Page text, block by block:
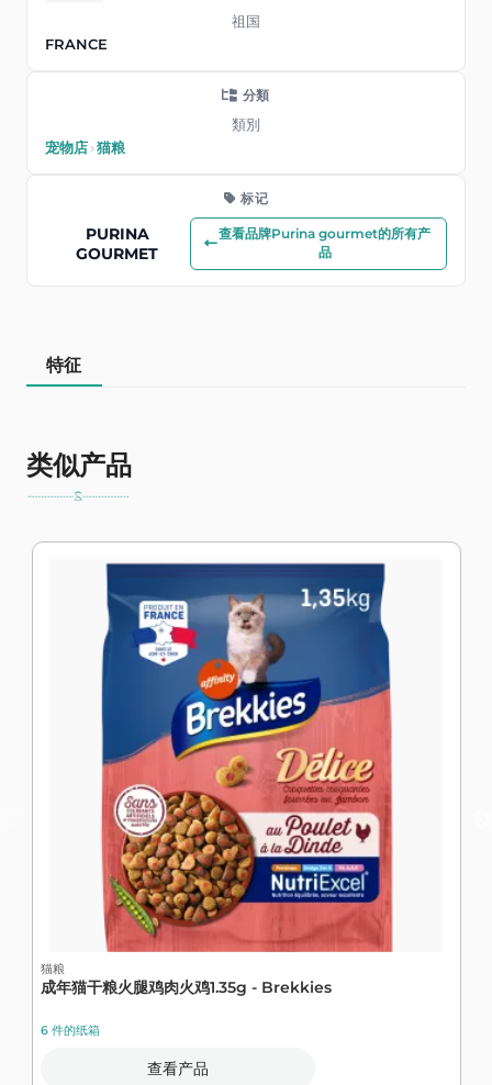
祖国
FRANCE
分類
類別
宠物店›猫粮
标记
PURINA
GOURMET
查看品牌Purina gourmet的所有产
品
特征
类似产品
猫粮
成年猫干粮火腿鸡肉火鸡1.35g - Brekkies
6 件的纸箱
查看产品